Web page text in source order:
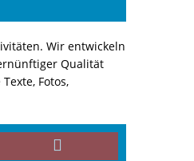
Wir entwickeln
Qualität
Fotos,